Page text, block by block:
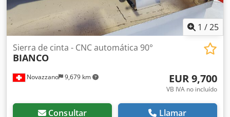
1 /25
Novazzano 9,679 km
Sierra de cinta - CNC automática 90°
BIANCO
EUR 9,700
VB IVA no incluído
Consultar Llamar